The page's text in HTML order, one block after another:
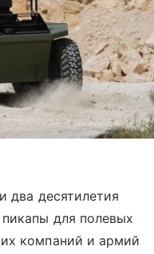
два десятилетия
для полевых
компаний и армий